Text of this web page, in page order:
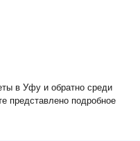
в Уфу и обратно среди
представлено подробное